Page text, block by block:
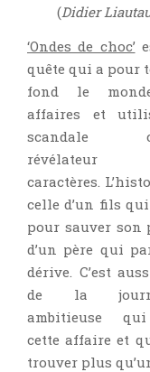
(Didier
‘Ondes de choc’
quête qui a pour
fond le
affaires et
scandale
révélateur
caractères.
celle d’un fils
pour sauver son
d’un père qui
dérive. C’est
de la
ambitieuse
cette affaire et
trouver plus